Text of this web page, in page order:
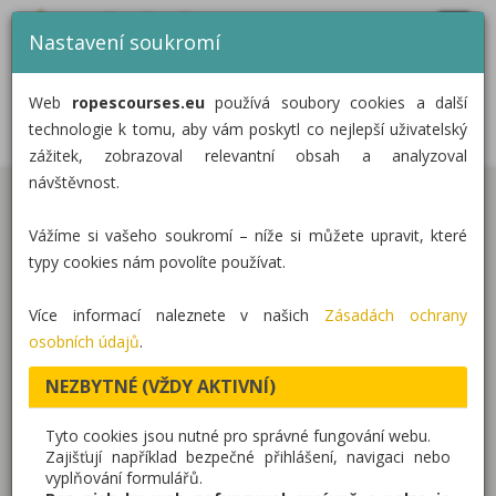
KATEGORIE
KONTAKT
3D BLUDIŠTĚ V KORUNÁCH –
ZIELONA GÓRA, POLSKO
unikátní víceúrovňové 3D bludiště zasazené přímo
do korun stromů. Projekt byl navržen jako
volnočasový areál pro širokou veřejnost – jako
lanový labyrint, který nabízí bezpečný pohyb,
vysokou průchodnost a atraktivitu pro děti i
dospělé.
Dominantou realizace je centrální věž s tobogánem,
na kterou navazuje soustava lanových překážek a
Nastavení soukromí
Web ropescourses.eupoužívá soubory cookies a další
technologie k tomu, aby vám poskytl co nejlepší uživatelský
zážitek, zobrazoval relevantní obsah a analyzoval
návštěvnost.
Vážíme si vašeho soukromí – níže si můžete upravit, které
typy cookies nám povolíte používat.
Více informací naleznete v našich Zásadách ochrany
osobních údajů.
NEZBYTNÉ (VŽDY AKTIVNÍ)
Tyto cookies jsou nutné pro správné fungování webu.
Zajišťují například bezpečné přihlášení, navigaci nebo
vyplňování formulářů.